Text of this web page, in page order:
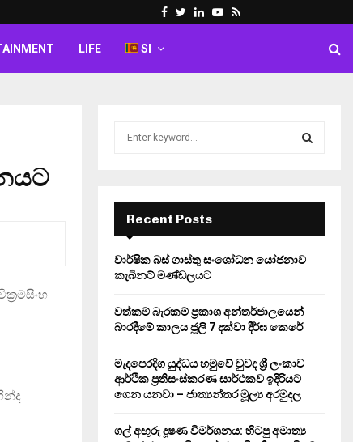
Facebook
Twitter
LinkedinYoutube
Rss
LIFE SI
r
:
E
A
R
H
Recent Posts
වාර්ෂික බස් ගාස්තු සංශෝධන යෝජනාව
කැබිනට් මණ්ඩලයට
වත්කම් බැරකම් ප්‍රකාශ අන්තර්ජාලයෙන්
බාරදීමේ කාලය ජූලි 7 දක්වා දීර්ඝ කෙරේ
මැදපෙරදිග යුද්ධය හමුවේ වුවද ශ්‍රී ලංකාව
ආර්ථික ප්‍රතිසංස්කරණ සාර්ථකව ඉදිරියට
ගෙන යනවා – ජාත්‍යන්තර මූල්‍ය අරමුදල
ගල් අඟුරු දූෂණ විමර්ශනය: හිටපු අමාත්‍ය